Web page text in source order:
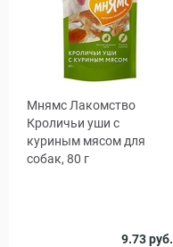
Мнямс Лакомство
Кроличьи уши с
куриным мясом для
собак, 80 г
9.73 руб.